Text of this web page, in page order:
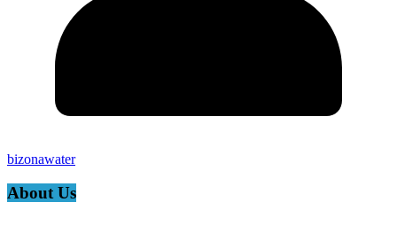
bizonawater
About Us